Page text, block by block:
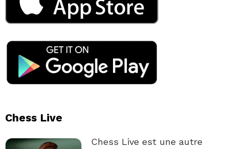
Chess Live
Chess Live est une autre